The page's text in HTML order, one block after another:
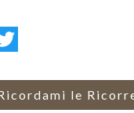
Twitter
le